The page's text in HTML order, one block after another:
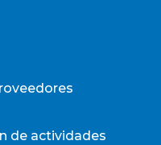
de actividades